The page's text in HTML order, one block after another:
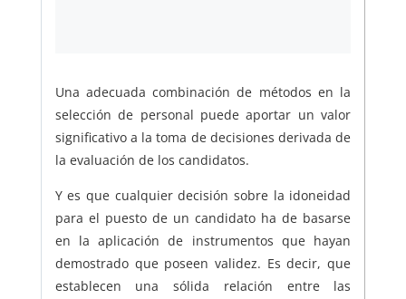
Una adecuada combinación de métodos en la
selección de personal puede aportar un valor
significativo a la toma de decisiones derivada de
la evaluación de los candidatos.
Y es que cualquier decisión sobre la idoneidad
para el puesto de un candidato ha de basarse
en la aplicación de instrumentos que hayan
demostrado que poseen validez. Es decir, que
establecen una sólida relación entre las